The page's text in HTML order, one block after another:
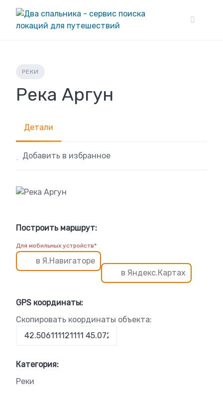
content
РЕКИ
Река Аргун
Детали
Добавить в избранное
Построить маршрут:
Для мобильных устройств*
в Я.Навигаторе
в Яндекс.Картах
GPS координаты:
Скопировать координаты объекта:
Категория:
Реки